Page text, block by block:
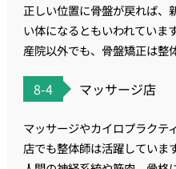
正しい位置に骨盤が戻れば、
い体になるともいわれています
産院以外でも、骨盤矯正は整
8-4 マッサージ店
マッサージやカイロプラクテ
店でも整体師は活躍しています